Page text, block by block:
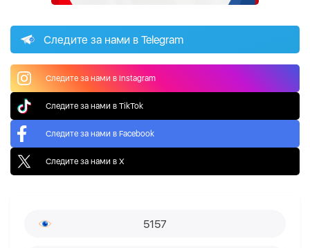
Следите за нами в Telegram
Следите за нами в Instagram
Следите за нами в TikTok
Следите за нами в Facebook
Следите за нами в X
5157